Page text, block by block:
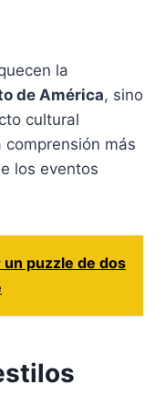
la
de América, sino
cultural
más
los eventos
puzzle de dos